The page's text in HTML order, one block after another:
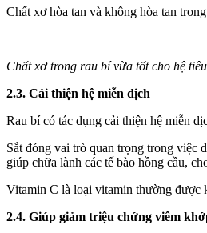
Chất xơ hòa tan và không hòa tan
Chất xơ trong rau bí vừa tốt cho hệ
2.3. Cải thiện hệ miễn dịch
Rau bí có tác dụng cải thiện hệ miễn
Sắt đóng vai trò quan trọng trong việc
giúp chữa lành các tế bào hồng cầu,
Vitamin C là loại vitamin thường được
2.4. Giúp giảm triệu chứng viêm